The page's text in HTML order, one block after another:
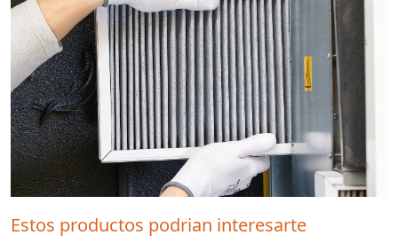
Estos productos podrian interesarte